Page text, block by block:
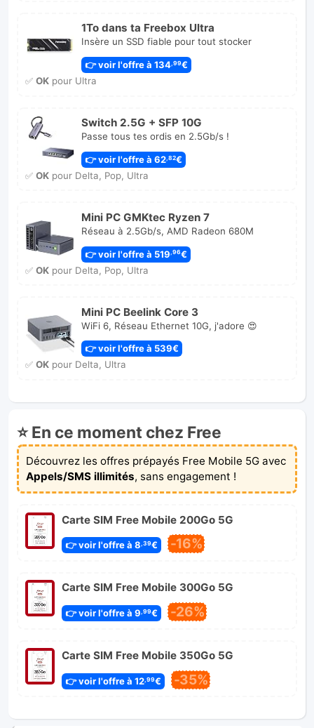
1To dans ta Freebox Ultra
Insère un SSD fiable pour tout stocker
👉 voir l'offre à 134 ,99€
✅ OKpour Ultra
Switch 2.5G + SFP 10G
Passe tous tes ordis en 2.5Gb/s !
👉 voir l'offre à 62,82€
✅ OKpour Delta, Pop, Ultra
Mini PC GMKtec Ryzen 7
Réseau à 2.5Gb/s, AMD Radeon 680M
👉 voir l'offre à 519,96€
✅ OKpour Delta, Pop, Ultra
Mini PC Beelink Core 3
WiFi 6, Réseau Ethernet 10G, j'adore 😍
👉 voir l'offre à 539€
✅ OKpour Delta, Ultra
⭐ En ce moment chez Free
Découvrez les offres prépayés Free Mobile 5G avec
Appels/SMS illimités, sans engagement !
Carte SIM Free Mobile 200Go 5G
👉 voir l'offre à 8 ,39€ -16%
Carte SIM Free Mobile 300Go 5G
👉 voir l'offre à 9 ,99€ -26%
Carte SIM Free Mobile 350Go 5G
👉 voir l'offre à 12,99€ -35%